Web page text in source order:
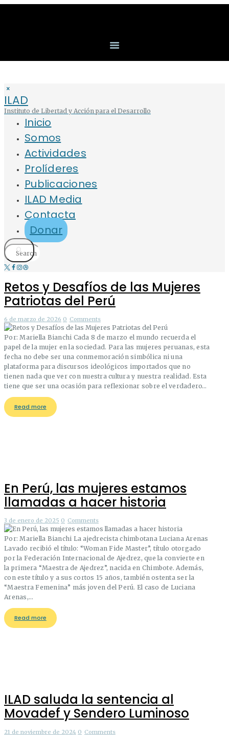
ILAD
Instituto de Libertad y Acción para el Desarrollo
Inicio
Somos
Actividades
Prolíderes
Publicaciones
ILAD Media
Contacta
Donar
Retos y Desafíos de las Mujeres
Patriotas del Perú
6 de marzo de 2026 0 Comments
Por: Mariella Bianchi Cada 8 de marzo el mundo recuerda el
papel de la mujer en la sociedad. Para las mujeres peruanas, esta
fecha no debe ser una conmemoración simbólica ni una
plataforma para discursos ideológicos importados que no
tienen nada que ver con nuestra cultura y nuestra realidad. Esta
tiene que ser una ocasión para reflexionar sobre el verdadero…
Read more
En Perú, las mujeres estamos
llamadas a hacer historia
3 de enero de 2025 0 Comments
Por: Mariella Bianchi La ajedrecista chimbotana Luciana Arenas
Lavado recibió el título: “Woman Fide Master”, título otorgado
por la Federación Internacional de Ajedrez, que la convierte en
la primera “Maestra de Ajedrez”, nacida en Chimbote. Además,
con este título y a sus cortos 15 años, también ostenta ser la
“Maestra Femenina” más joven del Perú. El caso de Luciana
Arenas,…
Read more
ILAD saluda la sentencia al
Movadef y Sendero Luminoso
21 de noviembre de 2024 0 Comments